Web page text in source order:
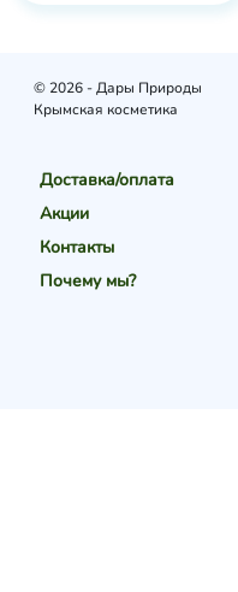
© 2026 - Дары Природы
Крымская косметика
Доставка/оплата
Акции
Контакты
Почему мы?